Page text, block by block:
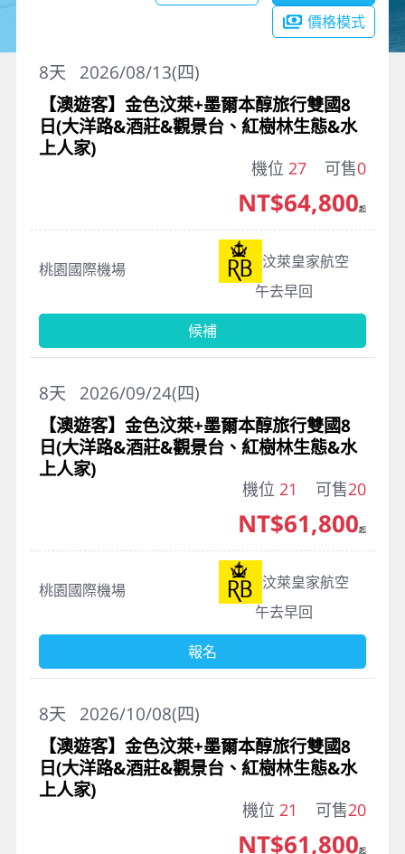
價格模式
2026/08/13(四)
8天
【澳遊客】金色汶萊+墨爾本醇旅行雙國8
日(大洋路&酒莊&觀景台、紅樹林生態&水
上人家)
機位 27 可售0
桃園國際機場
汶萊皇家航空
午去早回
NT$64,800起
候補
2026/09/24(四)
8天
【澳遊客】金色汶萊+墨爾本醇旅行雙國8
日(大洋路&酒莊&觀景台、紅樹林生態&水
上人家)
機位 21 可售20
桃園國際機場
汶萊皇家航空
午去早回
NT$61,800起
報名
2026/10/08(四)
8天
【澳遊客】金色汶萊+墨爾本醇旅行雙國8
日(大洋路&酒莊&觀景台、紅樹林生態&水
上人家)
機位 21 可售20
NT$61,800起